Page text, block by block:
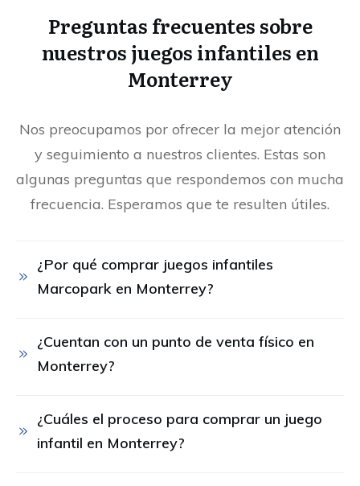
Preguntas frecuentes sobre
nuestros juegos infantiles en
Monterrey
Nos preocupamos por ofrecer la mejor atención
y seguimiento a nuestros clientes. Estas son
algunas preguntas que respondemos con mucha
frecuencia. Esperamos que te resulten útiles.
¿Por qué comprar juegos infantiles
Marcopark en Monterrey?
¿Cuentan con un punto de venta físico en
Monterrey?
¿Cuáles el proceso para comprar un juego
infantil en Monterrey?